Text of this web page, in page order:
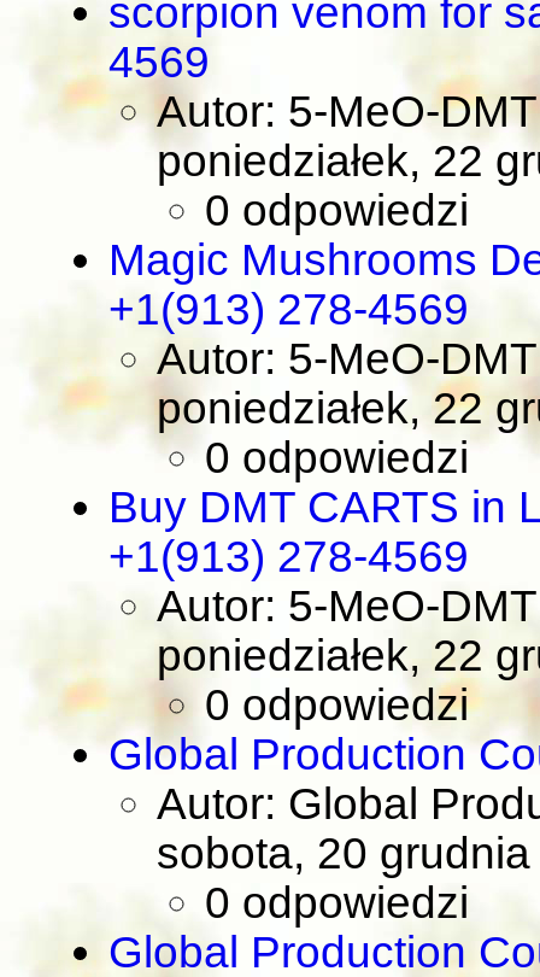
scorpion venom for
4569
Autor: 5-MeO-
poniedziałek, 22
0 odpowiedzi
Magic Mushrooms
+1(913) 278-4569
Autor: 5-MeO-
poniedziałek, 22
0 odpowiedzi
Buy DMT CARTS in
+1(913) 278-4569
Autor: 5-MeO-
poniedziałek, 22
0 odpowiedzi
Global Production
Autor: Global
sobota, 20
0 odpowiedzi
Global Production